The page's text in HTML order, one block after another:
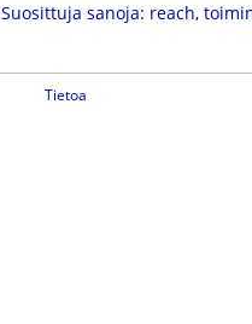
Suosittuja sanoja: reach,
Tietoa